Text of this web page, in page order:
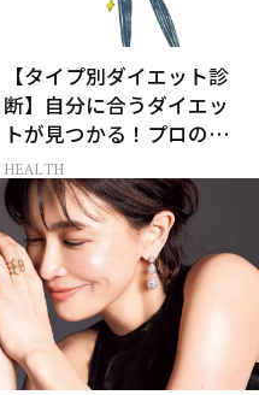
【タイプ別ダイエット診
断】自分に合うダイエッ
トが見つかる！プロの教
える体質別ダイエット方
法
HEALTH